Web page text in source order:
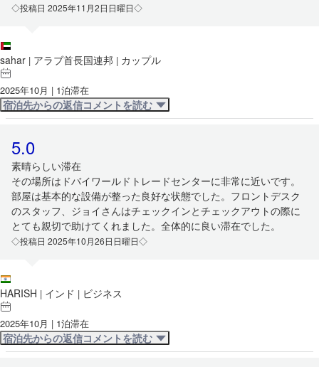
◇投稿日 2025年11月2日日曜日◇
sahar | アラブ首長国連邦 | カップル
2025年10月 | 1泊滞在
宿泊先からの返信コメントを読む
5.0
素晴らしい滞在
その場所はドバイワールドトレードセンターに非常に近いです。
部屋は基本的な設備が整った良好な状態でした。フロントデスク
のスタッフ、ジョイさんはチェックインとチェックアウトの際に
とても親切で助けてくれました。全体的に良い滞在でした。
◇投稿日 2025年10月26日日曜日◇
HARISH | インド | ビジネス
2025年10月 | 1泊滞在
宿泊先からの返信コメントを読む